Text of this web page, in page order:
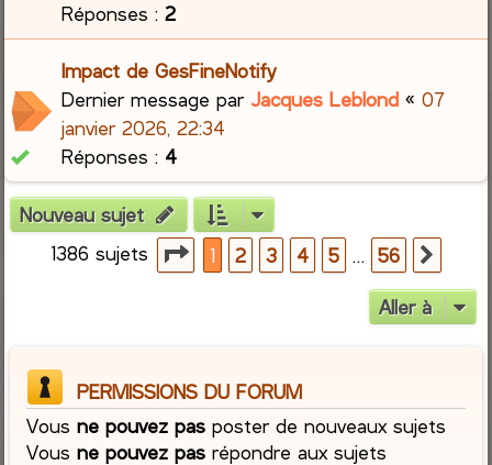
Réponses :2
Impact de GesFineNotify
Dernier message parJacques Leblond «07
janvier 2026, 22:34
Réponses : 4
Nouveau sujet
1386 sujets
Page1sur 56
1 2 3 4 5 … 56
Aller à
PERMISSIONS DU FORUM
Vousne pouvez pas poster de nouveaux sujets
Vousne pouvez pas répondre aux sujets